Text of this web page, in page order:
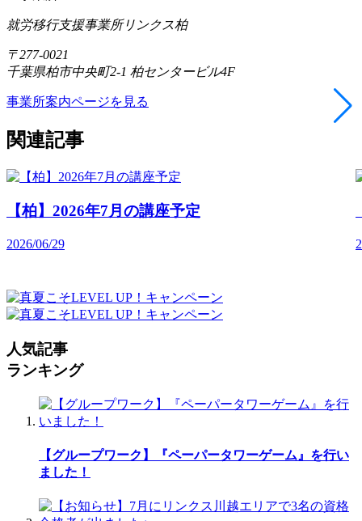
就労移行支援事業所リンクス柏
〒277-0021
千葉県柏市中央町2-1 柏センタービル4F
事業所案内ページを見る
関連記事
【柏】2026年7月の講座予定
2026/06/29
人気記事
ランキング
【グループワーク】『ペーパータワーゲーム』を行い
ました！